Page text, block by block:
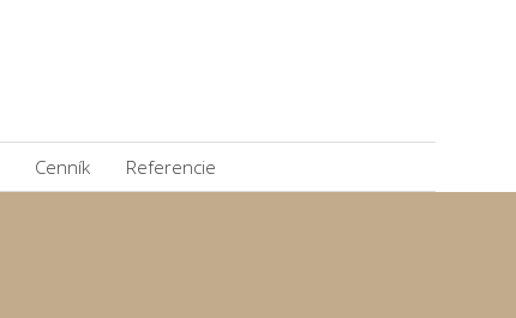
Cenník Referencie